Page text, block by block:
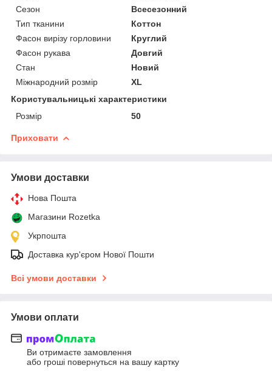
Сезон
Всесезонний
Тип тканини
Коттон
Фасон вирізу горловини
Круглий
Фасон рукава
Довгий
Стан
Новий
Міжнародний розмір
XL
Користувальницькі характеристики
Розмір
50
Приховати
Умови доставки
Нова Пошта
Магазини Rozetka
Укрпошта
Доставка кур'єром Нової Пошти
Всі умови доставки
Умови оплати
Ви отримаєте замовлення
або гроші повернуться на вашу картку